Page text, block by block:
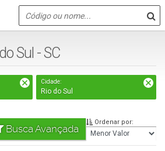
Sul - SC
Cidade:
Rio do Sul
Busca Avançada
Ordenar por: